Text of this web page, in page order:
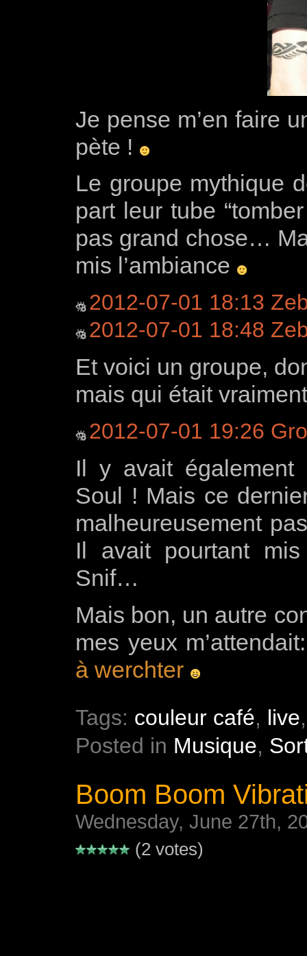
Je pense m’en faire
pète !
Le groupe mythique
part leur tube
pas grand chose…
mis l’ambiance
2012-07-01 18:13
2012-07-01 18:48
Et voici un groupe,
mais qui était
2012-07-01 19:26
Il y avait également
Soul ! Mais ce
malheureusement
Il avait pourtant
Snif…
Mais bon, un autre
mes yeux
à werchter
Tags: couleur café, live
Posted in Musique,
Boom Boom
Wednesday, June 27th,
(2 votes)